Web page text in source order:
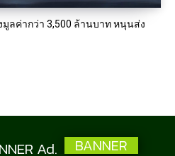
มูลค่ากว่า 3,500 ล้านบาท หนุนส่ง
Ad. BANNER